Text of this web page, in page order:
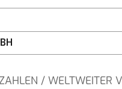
/ WELTWEITER